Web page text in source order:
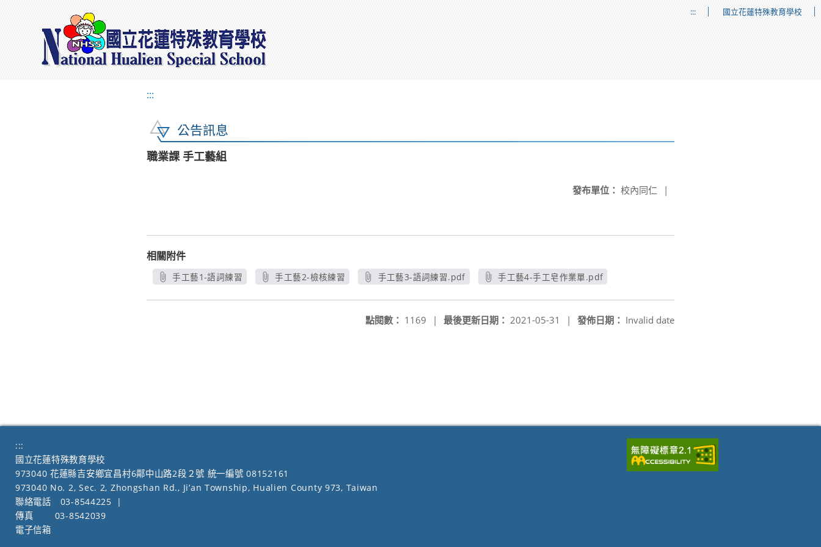
::: 國立花蓮特殊教育學校
:::
公告訊息
職業課 手工藝組
發布單位： 校內同仁 |
相關附件
手工藝1-語詞練習
手工藝2-檢核練習
手工藝3-語詞練習.pdf
手工藝4-手工皂作業單.pdf
發佈日期： Invalid date
最後更新日期： 2021-05-31 |
點閱數： 1169 |
:::
國立花蓮特殊教育學校
973040 花蓮縣吉安鄉宜昌村6鄰中山路2段２號 統一編號 08152161
973040 No. 2, Sec. 2, Zhongshan Rd., Ji’an Township, Hualien County 973, Taiwan
聯絡電話
03-8544225
|
傳真
03-8542039
電子信箱